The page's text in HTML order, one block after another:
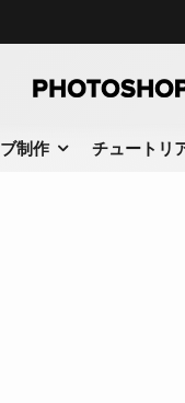
制作 チュートリ